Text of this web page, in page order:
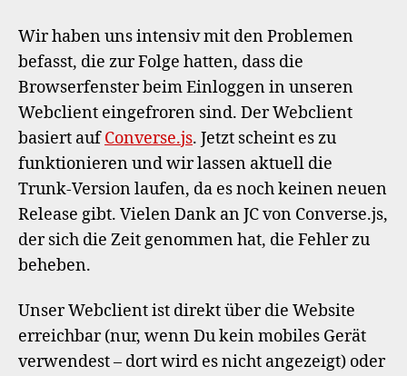
Wir haben uns intensiv mit den Problemen
befasst, die zur Folge hatten, dass die
Browserfenster beim Einloggen in unseren
Webclient eingefroren sind. Der Webclient
basiert aufConverse.js. Jetzt scheint es zu
funktionieren und wir lassen aktuell die
Trunk-Version laufen, da es noch keinen neuen
Release gibt. Vielen Dank an JC von Converse.js,
der sich die Zeit genommen hat, die Fehler zu
beheben.
Unser Webclient ist direkt über die Website
erreichbar (nur, wenn Du kein mobiles Gerät
verwendest – dort wird es nicht angezeigt) oder